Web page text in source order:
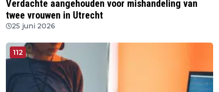
Verdachte aangehouden voor mishandeling van
twee vrouwen in Utrecht
25 juni 2026
112